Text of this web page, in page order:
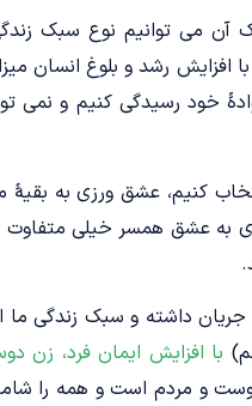
آن می توانیم نوع سبک
افزایش رشد و بلوغ انسان
خود رسیدگی کنیم و نمی
کنیم، عشق ورزی به
به عشق همسر خیلی
جریان داشته و سبک زندگی
با افزایش ایمان فرد، زن
دوست و مردم است و همه را